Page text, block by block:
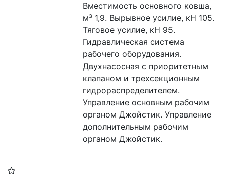
Вместимость основного ковша,
м³ 1,9. Вырывное усилие, кН 105.
Тяговое усилие, кН 95.
Гидравлическая система
рабочего оборудования.
Двухнасосная с приоритетным
клапаном и трехсекционным
гидрораспределителем.
Управление основным рабочим
органом Джойстик. Управление
дополнительным рабочим
органом Джойстик.